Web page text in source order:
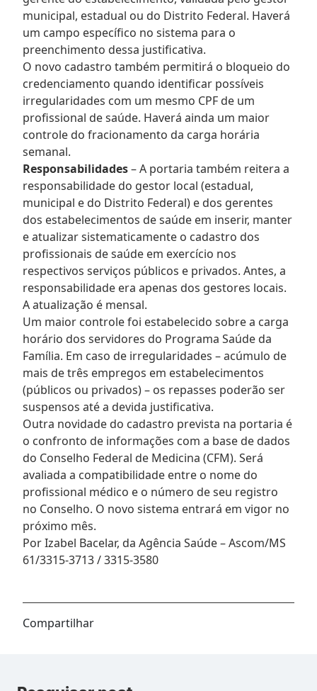
municipal, estadual ou do Distrito Federal. Haverá
um campo específico no sistema para o
preenchimento dessa justificativa.
O novo cadastro também permitirá o bloqueio do
credenciamento quando identificar possíveis
irregularidades com um mesmo CPF de um
profissional de saúde. Haverá ainda um maior
controle do fracionamento da carga horária
semanal.
Responsabilidades– A portaria também reitera a
responsabilidade do gestor local (estadual,
municipal e do Distrito Federal) e dos gerentes
dos estabelecimentos de saúde em inserir, manter
e atualizar sistematicamente o cadastro dos
profissionais de saúde em exercício nos
respectivos serviços públicos e privados. Antes, a
responsabilidade era apenas dos gestores locais.
A atualização é mensal.
Um maior controle foi estabelecido sobre a carga
horário dos servidores do Programa Saúde da
Família. Em caso de irregularidades – acúmulo de
mais de três empregos em estabelecimentos
(públicos ou privados) – os repasses poderão ser
suspensos até a devida justificativa.
Outra novidade do cadastro prevista na portaria é
o confronto de informações com a base de dados
do Conselho Federal de Medicina (CFM). Será
avaliada a compatibilidade entre o nome do
profissional médico e o número de seu registro
no Conselho. O novo sistema entrará em vigor no
próximo mês.
Por Izabel Bacelar, da Agência Saúde – Ascom/MS
61/3315-3713 / 3315-3580
Compartilhar